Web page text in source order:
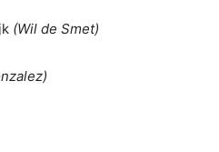
(Wil de Smet)